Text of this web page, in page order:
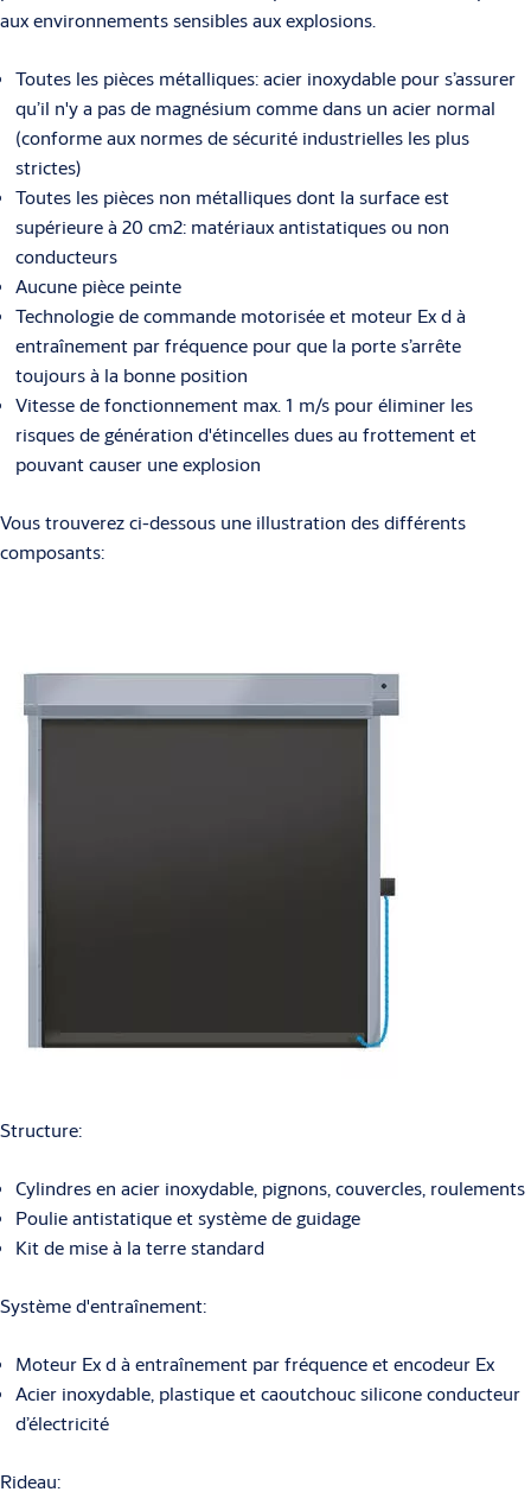
aux environnements sensibles aux explosions.
Toutes les pièces métalliques: acier inoxydable pour s’assurer
qu’il n'y a pas de magnésium comme dans un acier normal
(conforme aux normes de sécurité industrielles les plus
strictes)
Toutes les pièces non métalliques dont la surface est
supérieure à 20 cm2: matériaux antistatiques ou non
conducteurs
Aucune pièce peinte
Technologie de commande motorisée et moteur Ex d à
entraînement par fréquence pour que la porte s’arrête
toujours à la bonne position
Vitesse de fonctionnement max. 1 m/s pour éliminer les
risques de génération d'étincelles dues au frottement et
pouvant causer une explosion
Vous trouverez ci-dessous une illustration des différents
composants:
Structure:
Cylindres en acier inoxydable, pignons, couvercles, roulements
Poulie antistatique et système de guidage
Kit de mise à la terre standard
Système d'entraînement:
Moteur Ex d à entraînement par fréquence et encodeur Ex
Acier inoxydable, plastique et caoutchouc silicone conducteur
d’électricité
Rideau: